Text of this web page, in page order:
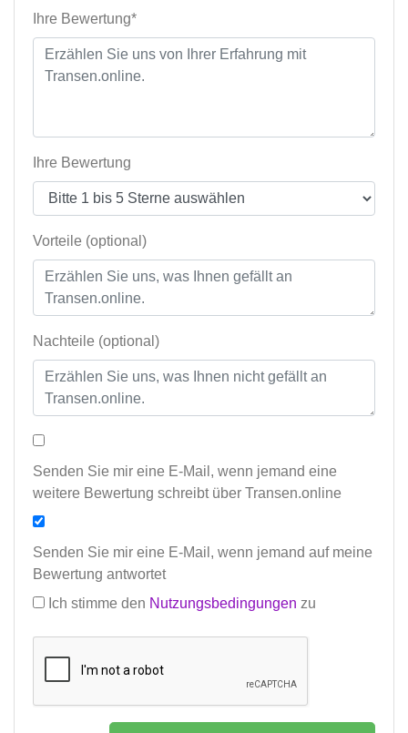
Ihre Bewertung*
Ihre Bewertung
Vorteile (optional)
Nachteile (optional)
Senden Sie mir eine E-Mail, wenn jemand eine
weitere Bewertung schreibt über Transen.online
Senden Sie mir eine E-Mail, wenn jemand auf meine
Bewertung antwortet
Ich stimme den Nutzungsbedingungen zu